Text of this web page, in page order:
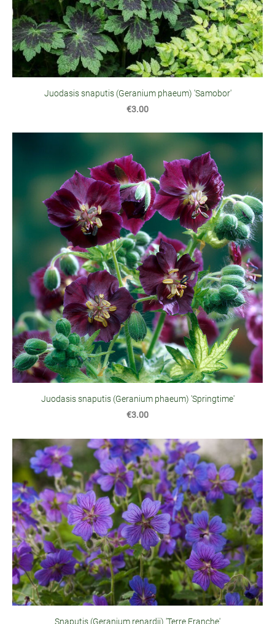
Juodasis snaputis (Geranium phaeum) 'Samobor'
€3.00
Juodasis snaputis (Geranium phaeum) 'Springtime'
€3.00